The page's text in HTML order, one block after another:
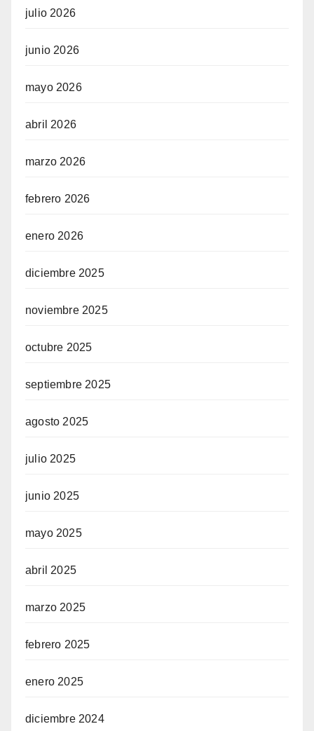
julio 2026
junio 2026
mayo 2026
abril 2026
marzo 2026
febrero 2026
enero 2026
diciembre 2025
noviembre 2025
octubre 2025
septiembre 2025
agosto 2025
julio 2025
junio 2025
mayo 2025
abril 2025
marzo 2025
febrero 2025
enero 2025
diciembre 2024